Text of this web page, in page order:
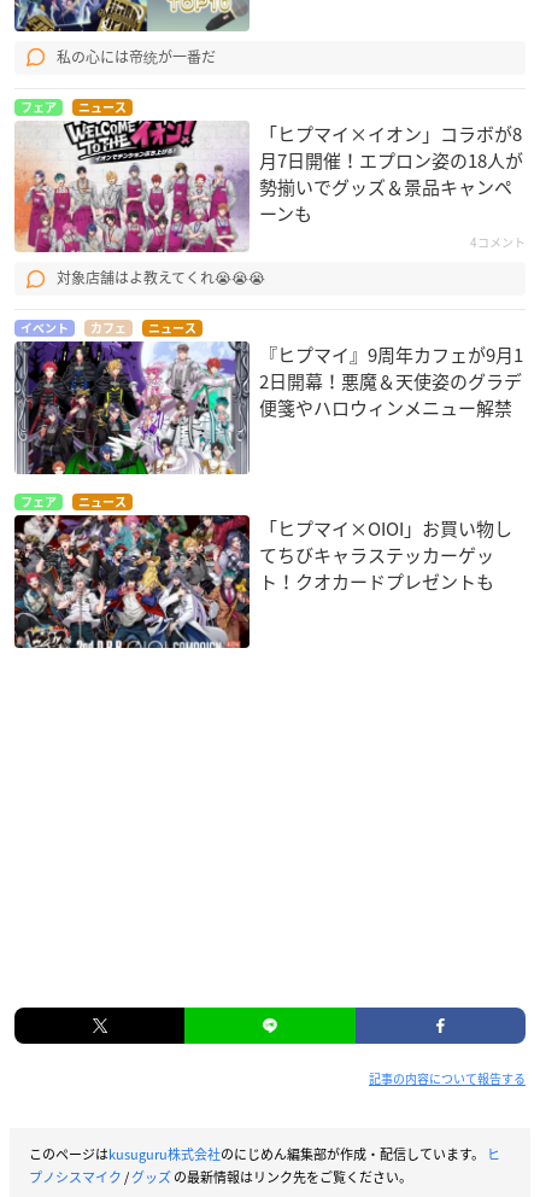
私の心には帝统が一番だ
フェア ニュース
「ヒプマイ×イオン」コラボが8
月7日開催！エプロン姿の18人が
勢揃いでグッズ＆景品キャンペ
ーンも
4コメント
対象店舗はよ教えてくれ😭😭😭
イベント カフェ ニュース
『ヒプマイ』9周年カフェが9月1
2日開幕！悪魔＆天使姿のグラデ
便箋やハロウィンメニュー解禁
フェア ニュース
「ヒプマイ×OIOI」お買い物し
てちびキャラステッカーゲッ
ト！クオカードプレゼントも
記事の内容について報告する
このページはkusuguru株式会社のにじめん編集部が作成・配信しています。
ヒ
プノシスマイク/グッズの最新情報はリンク先をご覧ください。